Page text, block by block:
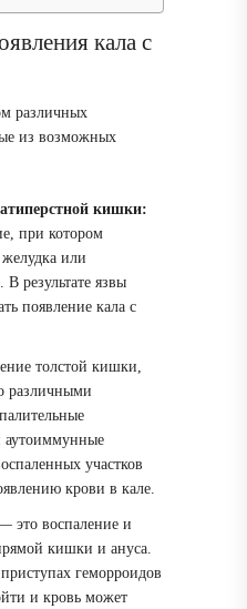
кала с
различных
из возможных
кишки:
при котором
желудка или
результате язвы
появление кала с
толстой кишки,
различными
аутоиммунные
участков
крови в кале.
это воспаление и
кишки и ануса.
геморроидов
и кровь может